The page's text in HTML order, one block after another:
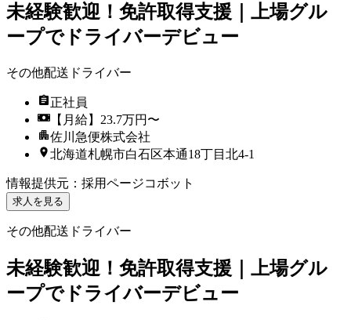
未経験歓迎！免許取得支援｜上場グル
ープでドライバーデビュー
その他配送ドライバー
正社員
【月給】23.7万円〜
佐川急便株式会社
北海道札幌市白石区本通18丁目北4-1
情報提供元 ： 採用ページコボット
求人を見る
その他配送ドライバー
未経験歓迎！免許取得支援｜上場グル
ープでドライバーデビュー